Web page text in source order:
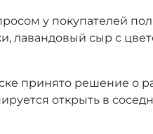
у покупателей
лавандовый сыр с
принято решение о
открыть в